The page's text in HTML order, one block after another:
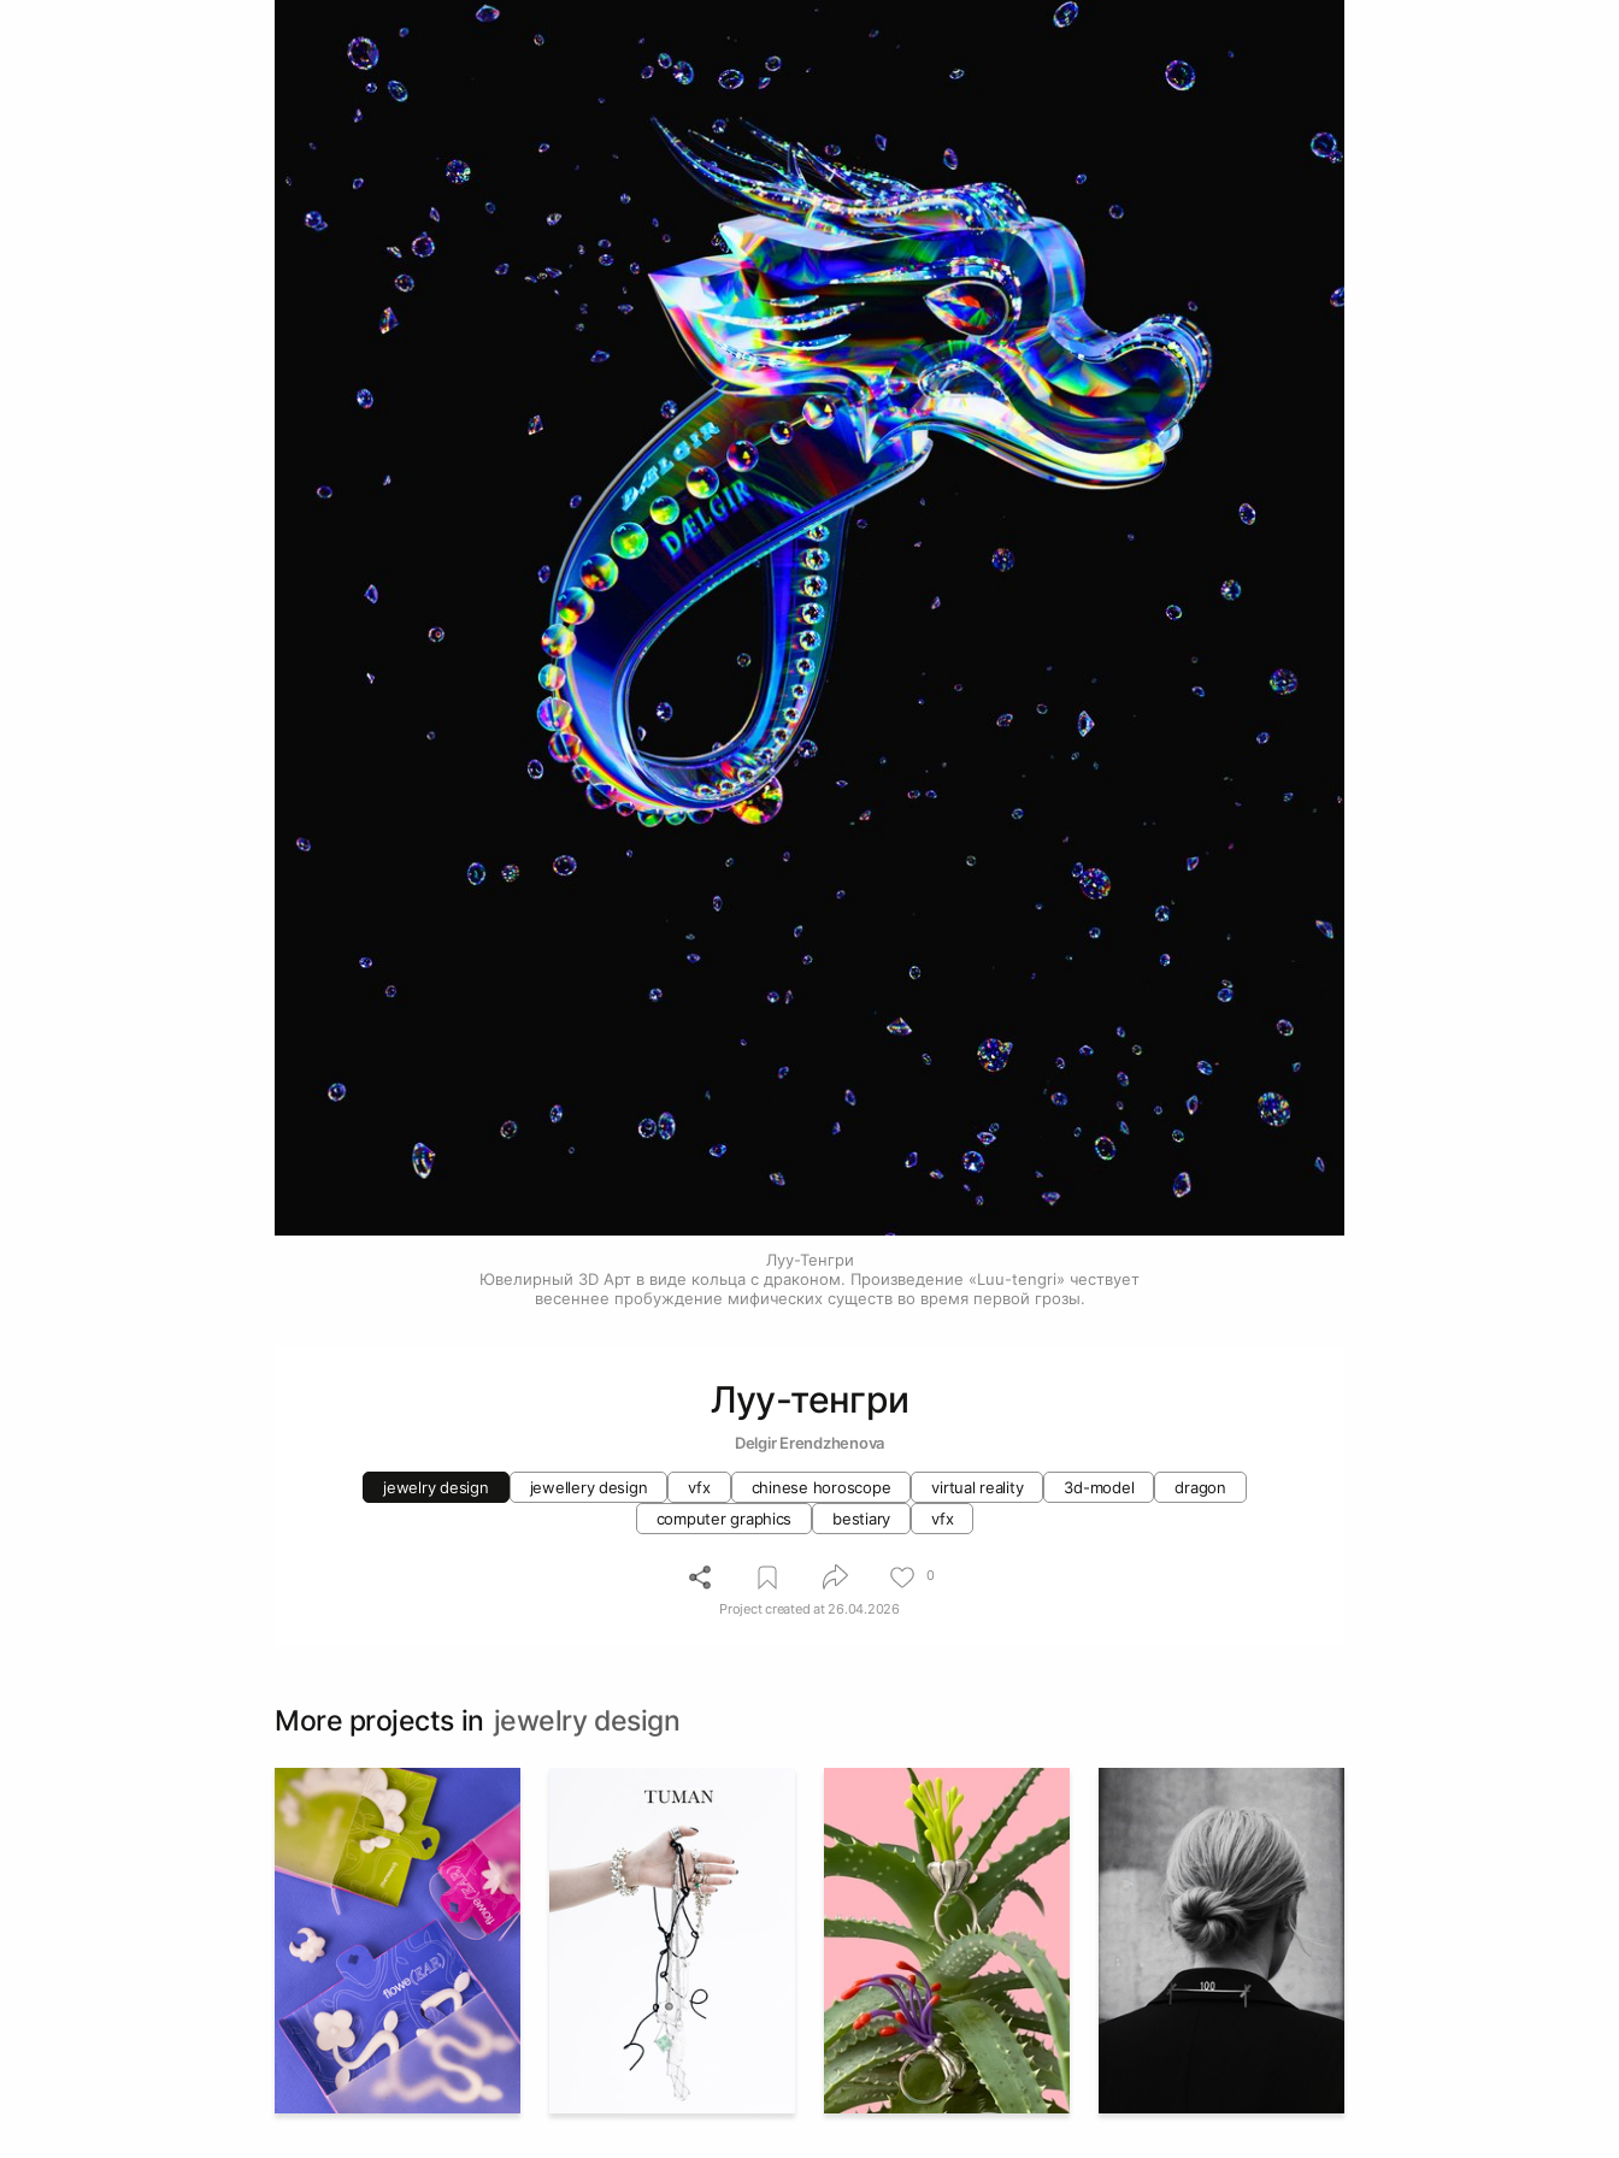
Луу-Тенгри
Ювелирный 3D Арт в виде кольца с драконом. Произведение «Luu-tengri» чествует
весеннее пробуждение мифических существ во время первой грозы.
Луу-тенгри
Delgir Erendzhenova
jewelry design jewellery design vfx chinese horoscope virtual reality 3d-model
dragon
computer graphics
bestiary vfx
0
Project created at 26.04.2026
More projects in jewelry design
Multiple Authors 158 Uliana Tomchina 149